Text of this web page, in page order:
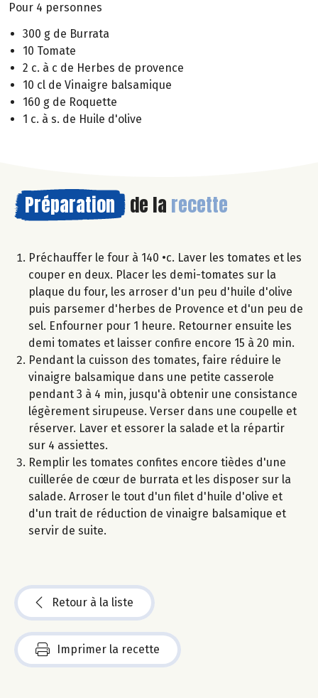
Pour 4 personnes
300 g de Burrata
10 Tomate
2 c. à c de Herbes de provence
10 cl de Vinaigre balsamique
160 g de Roquette
1 c. à s. de Huile d'olive
Préparation de la recette
Préchauffer le four à 140 •c. Laver les tomates et les
couper en deux. Placer les demi-tomates sur la
plaque du four, les arroser d'un peu d'huile d'olive
puis parsemer d'herbes de Provence et d'un peu de
sel. Enfourner pour 1 heure. Retourner ensuite les
demi tomates et laisser confire encore 15 à 20 min.
Pendant la cuisson des tomates, faire réduire le
vinaigre balsamique dans une petite casserole
pendant 3 à 4 min, jusqu'à obtenir une consistance
légèrement sirupeuse. Verser dans une coupelle et
réserver. Laver et essorer la salade et la répartir
sur 4 assiettes.
Remplir les tomates confites encore tièdes d'une
cuillerée de cœur de burrata et les disposer sur la
salade. Arroser le tout d'un filet d'huile d'olive et
d'un trait de réduction de vinaigre balsamique et
servir de suite.
Retour à la liste
Imprimer la recette